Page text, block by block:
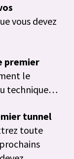
vous devez
premier
le
technique…
tunnel
toute